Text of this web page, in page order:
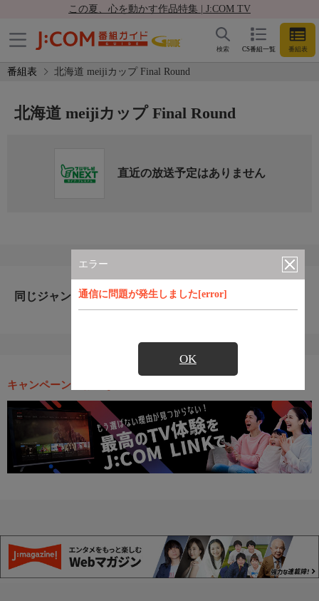
この夏、心を動かす作品特集 | J:COM TV
CS番組一覧 番組表
検索
番組表 北海道 meijiカップ Final Round
エラー
通信に問題が発生しました[error]
OK
北海道 meijiカップ Final Round
直近の放送予定はありません
同じジャンルのおすすめ番組
キャンペーン・お得な情報